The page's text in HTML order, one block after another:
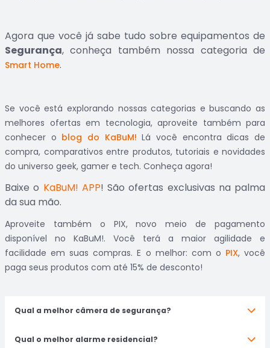
Agora que você já sabe tudo sobre equipamentos de
Segurança, conheça também nossa categoria de
Smart Home.
Se você está explorando nossas categorias e buscando as
melhores ofertas em tecnologia, aproveite também para
conhecer o blog do KaBuM! Lá você encontra dicas de
compra, comparativos entre produtos, tutoriais e novidades
do universo geek, gamer e tech. Conheça agora!
Baixe o KaBuM! APP! São ofertas exclusivas na palma
da sua mão.
Aproveite também o PIX, novo meio de pagamento
disponível no KaBuM!. Você terá a maior agilidade e
facilidade em suas compras. E o melhor: com o PIX, você
paga seus produtos com até 15% de desconto!
Qual a melhor câmera de segurança?
Qual o melhor alarme residencial?